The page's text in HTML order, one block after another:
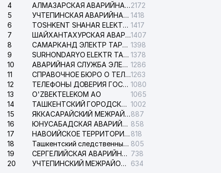
4
АЛМАЗАРСКАЯ АВАРИЙНАЯ СЛУЖБА ЭЛЕКТРОСЕТИ2172
5
УЧТЕПИНСКАЯ АВАРИЙНАЯ СЛУЖБА ЭЛЕКТРОСЕТИ 1418
6
TOSHKENT SHAHAR ELEKTR TARMOQLARI KORXONASI АО 1417
7
ШАЙХАНТАХУРСКАЯ АВАРИЙНАЯ СЛУЖБА ЭЛЕКТРОСЕТИ1407
8
САМАРКАНД ЭЛЕКТР ТАРМОКЛАРИ АО 1398
9
SURHONDARYO ELEKTR TARMOKLARI АО 1378
10
АВАРИЙНАЯ СЛУЖБА ЭЛЕКТРОСЕТИ ТАШКЕНТСКОГО РАЙОНА 1286
11
СПРАВОЧНОЕ БЮРО О ТЕЛЕФОНАХ ОРГАНИЗАЦИЙ г. ТАШКЕНТА1263
12
ТЕЛЕФОНЫ ДОВЕРИЯ ГОСУДАРСТВЕННОГО ЦЕНТРА ТЕСТИРОВАНИЯ 1080
13
O'ZBEKTELEKOM АО
1065
14
ТАШКЕНТСКИЙ ГОРОДСКОЙ СУД ПО ГРАЖДАНСКИМ ДЕЛАМ 1002
15
ЯККАСАРАЙСКИЙ МЕЖРАЙОННЫЙ СУД ПО ГРАЖДАНСКИМ ДЕЛАМ887
16
ЮНУСАБАДСКАЯ АВАРИЙНАЯ СЛУЖБА ЭЛЕКТРОСЕТИ 858
17
НАВОИЙСКОЕ ТЕРРИТОРИАЛЬНОЕ ПРЕДПРИЯТИЕ ЭЛЕКТРОСЕТИ АО 818
18
Ташкентский следственный изолятор 805
19
СЕРГЕЛИЙСКАЯ АВАРИЙНАЯ СЛУЖБА ЭЛЕКТРОСЕТИ 738
20
УЧТЕПИНСКИЙ МЕЖРАЙОННЫЙ СУД ПО ГРАЖДАНСКИМ ДЕЛАМ 634